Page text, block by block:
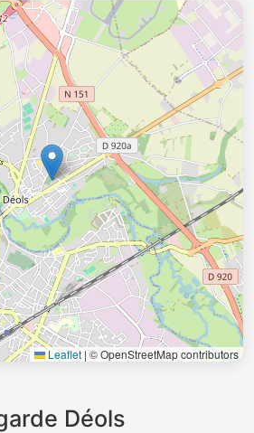
Leaflet | © OpenStreetMap contributors
Déols